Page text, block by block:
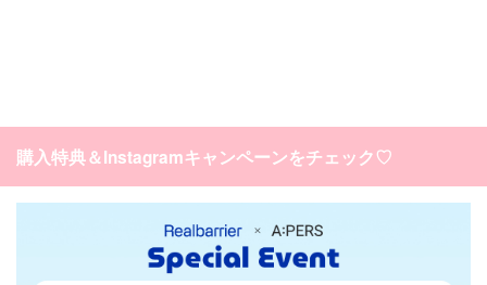
購入特典＆Instagramキャンペーンをチェック♡